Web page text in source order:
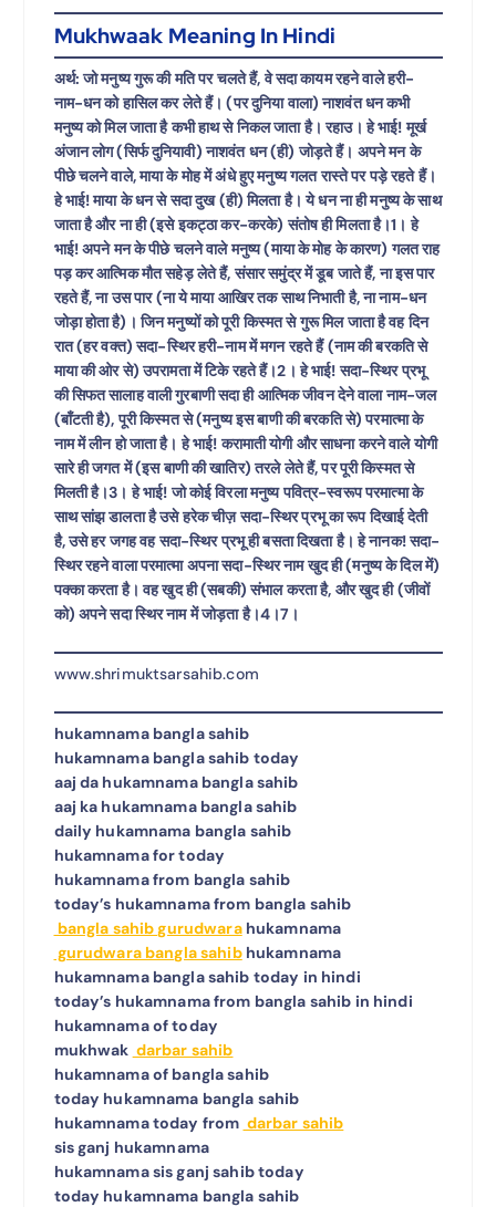
Mukhwaak Meaning In Hindi
अर्थ: जो मनुष्य गुरू की मति पर चलते हैं, वे सदा कायम रहने वाले हरी-
नाम-धन को हासिल कर लेते हैं। (पर दुनिया वाला) नाशवंत धन कभी
मनुष्य को मिल जाता है कभी हाथ से निकल जाता है। रहाउ। हे भाई! मूर्ख
अंजान लोग (सिर्फ दुनियावी) नाशवंत धन (ही) जोड़ते हैं। अपने मन के
पीछे चलने वाले, माया के मोह में अंधे हुए मनुष्य गलत रास्ते पर पड़े रहते हैं।
हे भाई! माया के धन से सदा दुख (ही) मिलता है। ये धन ना ही मनुष्य के साथ
जाता है और ना ही (इसे इकट्ठा कर-करके) संतोष ही मिलता है।1। हे
भाई! अपने मन के पीछे चलने वाले मनुष्य (माया के मोह के कारण) गलत राह
पड़ कर आत्मिक मौत सहेड़ लेते हैं, संसार समुंद्र में डूब जाते हैं, ना इस पार
रहते हैं, ना उस पार (ना ये माया आखिर तक साथ निभाती है, ना नाम-धन
जोड़ा होता है)। जिन मनुष्यों को पूरी किस्मत से गुरू मिल जाता है वह दिन
रात (हर वक्त) सदा-स्थिर हरी-नाम में मगन रहते हैं (नाम की बरकति से
माया की ओर से) उपरामता में टिके रहते हैं।2। हे भाई! सदा-स्थिर प्रभू
की सिफत सालाह वाली गुरबाणी सदा ही आत्मिक जीवन देने वाला नाम-जल
(बाँटती है), पूरी किस्मत से (मनुष्य इस बाणी की बरकति से) परमात्मा के
नाम में लीन हो जाता है। हे भाई! करामाती योगी और साधना करने वाले योगी
सारे ही जगत में (इस बाणी की खातिर) तरले लेते हैं, पर पूरी किस्मत से
मिलती है।3। हे भाई! जो कोई विरला मनुष्य पवित्र-स्वरूप परमात्मा के
साथ सांझ डालता है उसे हरेक चीज़ सदा-स्थिर प्रभू का रूप दिखाई देती
है, उसे हर जगह वह सदा-स्थिर प्रभू ही बसता दिखता है। हे नानक! सदा-
स्थिर रहने वाला परमात्मा अपना सदा-स्थिर नाम खुद ही (मनुष्य के दिल में)
पक्का करता है। वह खुद ही (सबकी) संभाल करता है, और खुद ही (जीवों
को) अपने सदा स्थिर नाम में जोड़ता है।4।7।
www.shrimuktsarsahib.com
hukamnama bangla sahib
hukamnama bangla sahib today
aaj da hukamnama bangla sahib
aaj ka hukamnama bangla sahib
daily hukamnama bangla sahib
hukamnama for today
hukamnama from bangla sahib
today’s hukamnama from bangla sahib
bangla sahib gurudwarahukamnama
gurudwara bangla sahibhukamnama
hukamnama bangla sahib today in hindi
today’s hukamnama from bangla sahib in hindi
hukamnama of today
mukhwak darbar sahib
hukamnama of bangla sahib
today hukamnama bangla sahib
hukamnama today from darbar sahib
sis ganj hukamnama
hukamnama sis ganj sahib today
today hukamnama bangla sahib